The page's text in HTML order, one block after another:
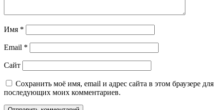
Имя *
Email *
Сайт
Сохранить моё имя, email и адрес сайта в этом браузере для
последующих моих комментариев.